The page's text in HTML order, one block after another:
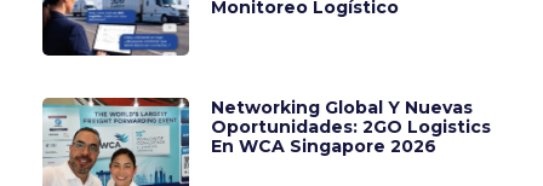
Monitoreo Logístico
Networking Global Y Nuevas
Oportunidades: 2GO Logistics
En WCA Singapore 2026